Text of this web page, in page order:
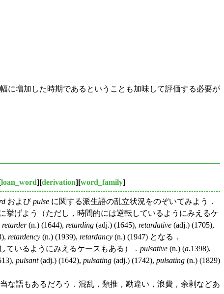
に増加した時期であるということも加味して評価する必要が
loan_word][derivation][word_family]
およびpulse に関する派生語の乱立状況をのぞいてみよう．
挙げよう（ただし，時間的には逆転しているようにみえるケ
retarder(n.) (1644), retarding (adj.) (1645), retardative (adj.) (1705),
retardency (n.) (1939), retardancy (n.) (1947) となる．
ているようにみえるケースもある）． pulsative (n.) (a.1398),
pulsant(adj.) (1642), pulsating (adj.) (1742), pulsating (n.) (1829)
語もあるだろう．混乱，類推，勘違い，浪費，余剰などあ